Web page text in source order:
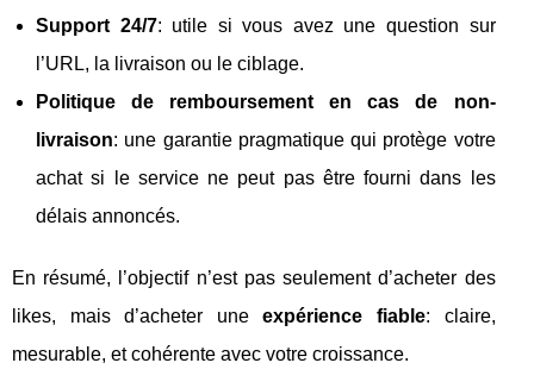
Support 24/7: utile si vous avez une question sur
l’URL, la livraison ou le ciblage.
Politique de remboursement en cas de non-
livraison: une garantie pragmatique qui protège votre
achat si le service ne peut pas être fourni dans les
délais annoncés.
En résumé, l’objectif n’est pas seulement d’acheter des
likes, mais d’acheter uneexpérience fiable: claire,
mesurable, et cohérente avec votre croissance.